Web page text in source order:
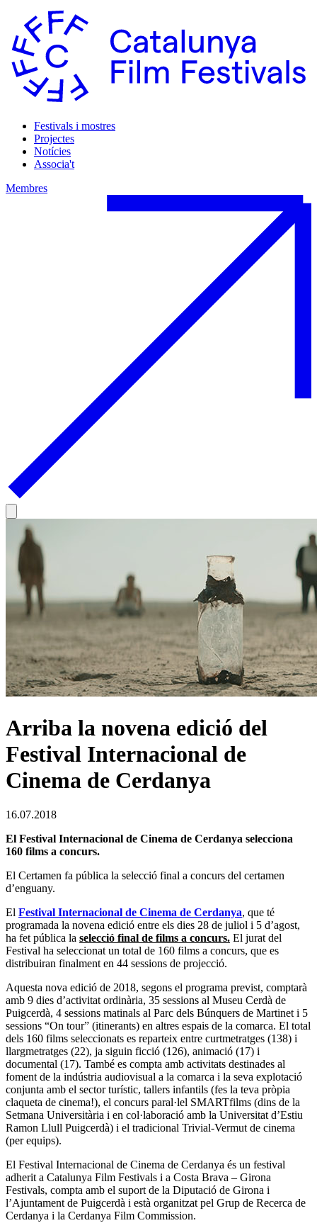
Festivals i mostres
Projectes
Notícies
Associa't
Membres
Arriba la novena edició del
Festival Internacional de
Cinema de Cerdanya
16.07.2018
El Festival Internacional de Cinema de Cerdanya selecciona
160 films a concurs.
El Certamen fa pública la selecció final a concurs del certamen
d’enguany.
El Festival Internacional de Cinema de Cerdanya, que té
programada la novena edició entre els dies 28 de juliol i 5 d’agost,
ha fet pública la selecció final de films a concurs. El jurat del
Festival ha seleccionat un total de 160 films a concurs, que es
distribuiran finalment en 44 sessions de projecció.
Aquesta nova edició de 2018, segons el programa previst, comptarà
amb 9 dies d’activitat ordinària, 35 sessions al Museu Cerdà de
Puigcerdà, 4 sessions matinals al Parc dels Búnquers de Martinet i 5
sessions “On tour” (itinerants) en altres espais de la comarca. El total
dels 160 films seleccionats es reparteix entre curtmetratges (138) i
llargmetratges (22), ja siguin ficció (126), animació (17) i
documental (17). També es compta amb activitats destinades al
foment de la indústria audiovisual a la comarca i la seva explotació
conjunta amb el sector turístic, tallers infantils (fes la teva pròpia
claqueta de cinema!), el concurs paral·lel SMARTfilms (dins de la
Setmana Universitària i en col·laboració amb la Universitat d’Estiu
Ramon Llull Puigcerdà) i el tradicional Trivial-Vermut de cinema
(per equips).
El Festival Internacional de Cinema de Cerdanya és un festival
adherit a Catalunya Film Festivals i a Costa Brava – Girona
Festivals, compta amb el suport de la Diputació de Girona i
l’Ajuntament de Puigcerdà i està organitzat pel Grup de Recerca de
Cerdanya i la Cerdanya Film Commission.